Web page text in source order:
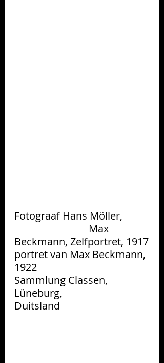
Fotograaf Hans Möller,
Max
Beckmann, Zelfportret, 1917
portret van Max Beckmann,
1922
Sammlung Classen,
Lüneburg,
Duitsland